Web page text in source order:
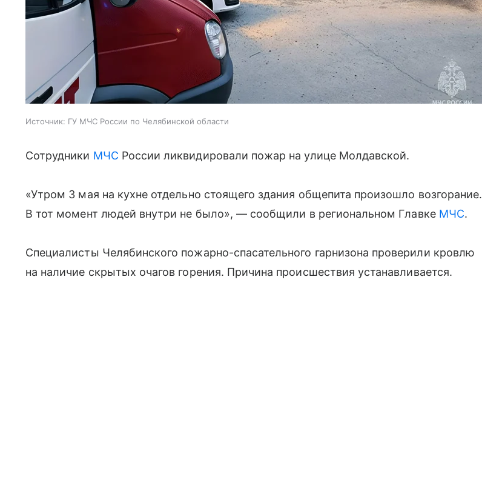
Источник: ГУ МЧС России по Челябинской области
Сотрудники МЧС России ликвидировали пожар на улице Молдавской.
«Утром 3 мая на кухне отдельно стоящего здания общепита произошло возгорание.
В тот момент людей внутри не было», — сообщили в региональном Главке МЧС.
Специалисты Челябинского пожарно-спасательного гарнизона проверили кровлю
на наличие скрытых очагов горения. Причина происшествия устанавливается.